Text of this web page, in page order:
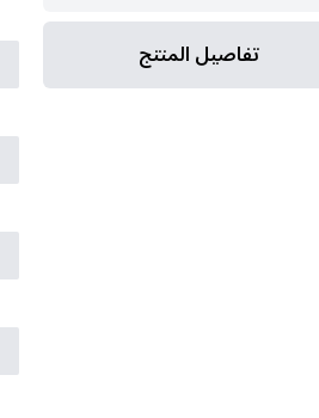
تفاصيل المنتج